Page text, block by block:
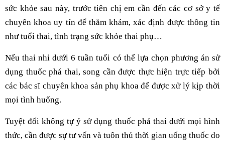
sức khỏe sau này, trước tiên chị em cần đến các cơ sở y tế
chuyên khoa uy tín để thăm khám, xác định được thông tin
như tuổi thai, tình trạng sức khỏe thai phụ…
Nếu thai nhi dưới 6 tuần tuổi có thể lựa chọn phương án sử
dụng thuốc phá thai, song cần được thực hiện trực tiếp bởi
các bác sĩ chuyên khoa sản phụ khoa để được xử lý kịp thời
mọi tình huống.
Tuyệt đối không tự ý sử dụng thuốc phá thai dưới mọi hình
thức, cần được sự tư vấn và tuôn thủ thời gian uống thuốc do